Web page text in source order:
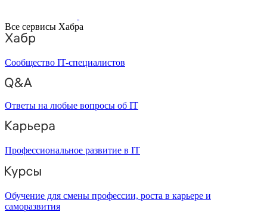
Все сервисы Хабра
Сообщество IT-специалистов
Ответы на любые вопросы об IT
Профессиональное развитие в IT
Обучение для смены профессии, роста в карьере и
саморазвития